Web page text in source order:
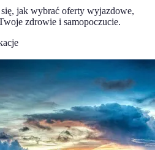
jak wybrać oferty wyjazdowe,
zdrowie i samopoczucie.